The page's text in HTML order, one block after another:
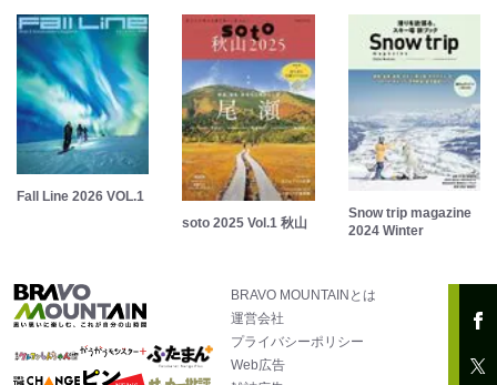
Fall Line 2026 VOL.1
soto 2025 Vol.1 秋山
Snow trip magazine
2024 Winter
BRAVO MOUNTAINとは
運営会社
プライバシーポリシー
Web広告